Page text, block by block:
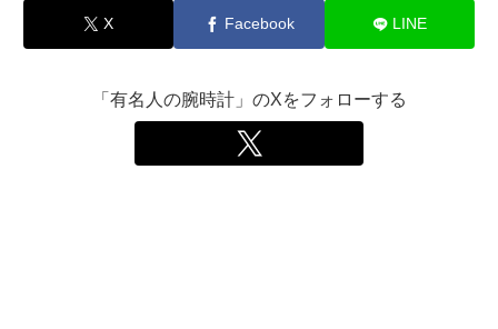
X Facebook LINE
「有名人の腕時計」のXをフォローする